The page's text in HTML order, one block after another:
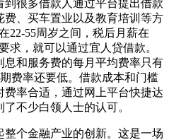
很多借款人通过平台提出借款
、买车置业以及教育培训等方
22-55周岁之间，税后月薪在
求，就可以通过宜人贷借款。
和服务费的每月平均费率只有
费率还要低。借款成本和门槛
率合适，通过网上平台快捷达
不少白领人士的认可。
个金融产业的创新。这是一场